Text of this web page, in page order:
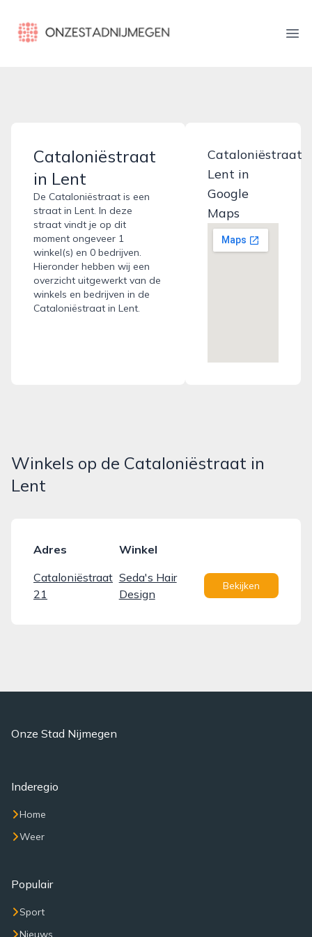
onzestadnijmegen.nl
Cataloniëstraat
in Lent
De Cataloniëstraat is een
straat in Lent. In deze
straat vindt je op dit
moment ongeveer 1
winkel(s) en 0 bedrijven.
Hieronder hebben wij een
overzicht uitgewerkt van de
winkels en bedrijven in de
Cataloniëstraat in Lent.
Cataloniëstraat
Lent in
Google
Maps
Winkels op de Cataloniëstraat in
Lent
Adres
Winkel
Cataloniëstraat
21
Seda's Hair
Design
Bekijken
Onze Stad Nijmegen
Inderegio
Home
Weer
Populair
Sport
Nieuws